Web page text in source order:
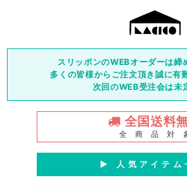
スリッポンのWEBオーダーは締
多くの皆様からご注文頂き誠に有
次回のWEB受注会は未
全国送料
全 商 品 対
▶︎ 人 気 ア イ テ ム